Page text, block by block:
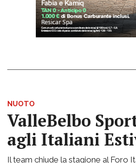
NUOTO
ValleBelbo
agli Italiani
Il team chiude la stagione al Foro